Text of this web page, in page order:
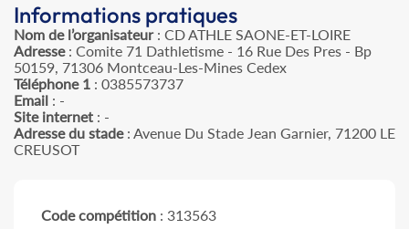
Informations pratiques
Nom de l’organisateur: CD ATHLE SAONE-ET-LOIRE
Adresse: Comite 71 Dathletisme - 16 Rue Des Pres - Bp
50159, 71306 Montceau-Les-Mines Cedex
Téléphone 1 : 0385573737
Email : -
Site internet : -
Adresse du stade: Avenue Du Stade Jean Garnier, 71200 LE
CREUSOT
Code compétition : 313563